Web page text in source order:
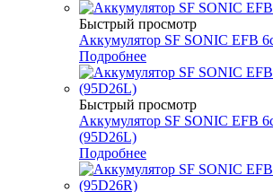
Быстрый просмотр
Аккумулятор SF SONIC EFB
Подробнее
Быстрый просмотр
Аккумулятор SF SONIC EFB
(95D26L)
Подробнее